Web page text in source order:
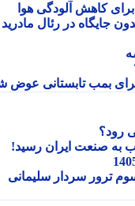
کاهش آلودگی هوا
در رئال مادرید
بمب تابستانی عوض شد
صنعت ایران رسید!
سردار سلیمانی